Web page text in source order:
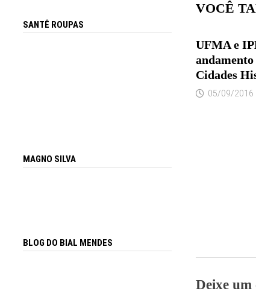
VOCÊ
UFMA e
Cidades
05/09/2016
Deixe
SANTÊ ROUPAS
MAGNO SILVA
BLOG DO BIAL MENDES